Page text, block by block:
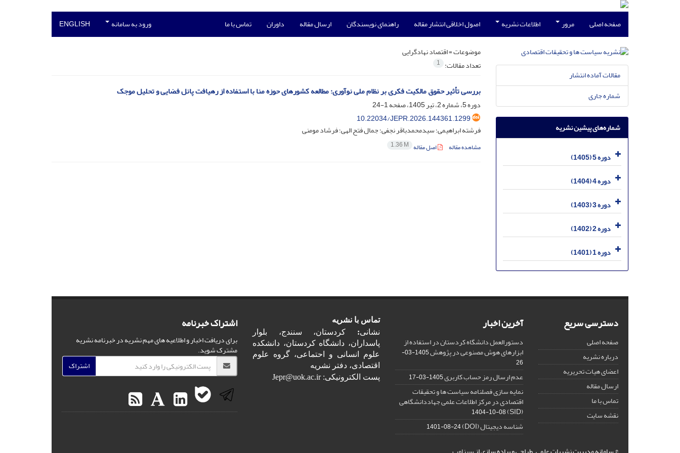
صفحه اصلی مرور اطلاعات نشریه اصول اخلاقی انتشار مقاله راهنمای نویسندگان ارسال مقاله داوران تماس با ما ورود به سامانه ENGLISH
موضوعات =اقتصاد نهادگرایی
تعداد مقالات: 1
بررسی تأثیر حقوق مالکیت فکری بر نظام ملی نوآوری: مطالعه کشورهای حوزه منا با استفاده از رهیافت پانل فضایی و تحلیل موجک
دوره 5، شماره 2، تیر 1405، صفحه
1-24
10.22034/JEPR.2026.144361.1299
فرشته ابراهیمی؛ سیدمحمدباقر نجفی؛ جمال فتح الهی؛ فرشاد مومنی
مشاهده مقاله اصل مقاله 1.36 M
مقالات آماده انتشار
شماره جاری
شماره‌های پیشین نشریه
دوره 5 (1405)
دوره 4 (1404)
دوره 3 (1403)
دوره 2 (1402)
دوره 1 (1401)
دسترسی سریع
صفحه اصلی
درباره نشریه
اعضای هیات تحریریه
ارسال مقاله
تماس با ما
نقشه سایت
آخرین اخبار
دستورالعمل دانشگاه کردستان در استفاده از
ابزارهای هوش مصنوعی در پژوهش
1405-03-
26
عدم ارسال رمز حساب کاربری1405-03-17
نمایه سازی فصلنامه سیاست ها و تحقیقات
اقتصادی در مرکز اطلاعات علمی جهاددانشگاهی
(SID)
1404-10-08
شناسه دیجیتال (DOI) 1401-08-24
تماس با نشریه
نشانی: کردستان، سنندج، بلوار
پاسداران، دانشگاه کردستان، دانشکده
علوم انسانی و احتماعی، گروه علوم
اقتصادی، دفتر نشریه
پست الکترونیکی: Jepr@uok.ac.ir
اشتراک خبرنامه
برای دریافت اخبار و اطلاعیه های مهم نشریه در خبرنامه نشریه
مشترک شوید.
اشتراک